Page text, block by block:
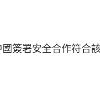
簽署安全合作符合